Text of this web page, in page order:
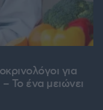
για
Το ένα μειώνει